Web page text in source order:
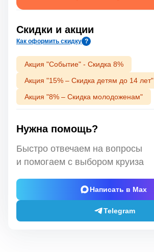
Скидки и акции
Как оформить скидку ?
Акция "Событие" - Скидка 8%
Акция "15% – Скидка детям до 14 лет"
Акция "8% – Скидка молодоженам"
Нужна помощь?
Быстро отвечаем на вопросы
и помогаем с выбором круиза
Написать в Max
Telegram